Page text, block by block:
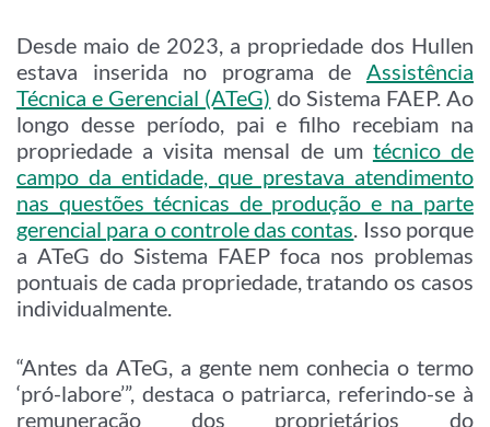
Desde maio de 2023, a propriedade dos Hullen
estava inserida no programa de Assistência
Técnica e Gerencial (ATeG) do Sistema FAEP. Ao
longo desse período, pai e filho recebiam na
propriedade a visita mensal de um técnico de
campo da entidade, que prestava atendimento
nas questões técnicas de produção e na parte
gerencial para o controle das contas. Isso porque
a ATeG do Sistema FAEP foca nos problemas
pontuais de cada propriedade, tratando os casos
individualmente.
“Antes da ATeG, a gente nem conhecia o termo
‘pró-labore’”, destaca o patriarca, referindo-se à
remuneração dos proprietários do